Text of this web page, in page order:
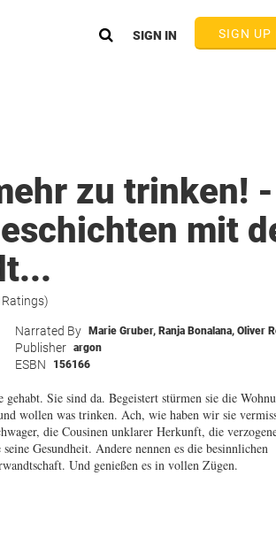
SIGN UP
SIGN IN
zu trinken! -
mit
Ratings)
Narrated By Marie Gruber, Ranja Bonalana, Oliver
Publisher argon
ESBN 156166
Sie sind da. Begeistert stürmen sie die
wollen was trinken. Ach, wie haben wir sie
die Cousinen unklarer Herkunft, die
Gesundheit. Andere nennen es die besinnlichen
Und genießen es in vollen Zügen.